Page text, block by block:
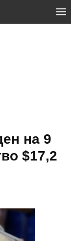
на 9
$17,2